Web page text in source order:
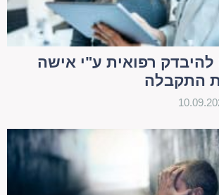
פגיעה בתוחלת החיים, עלות
כאב וסבל ועוד.
במקרה של תאונת
במצב של תאונת דרכים. מה
תביעת נזיקין "רגילה" על התובע
גרם לנזק שלו ברשלנות או באשם
רפואית ע"י אישה
התקבלה